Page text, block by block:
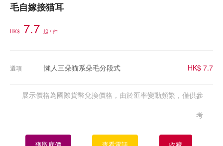
毛自嫁接猫耳
HK$ 7.7 起 / 件
選項 懶人三朵猫系朵毛分段式 HK$ 7.7
展示價格為國際貨幣兌換價格，由於匯率變動頻繁，僅供參
考